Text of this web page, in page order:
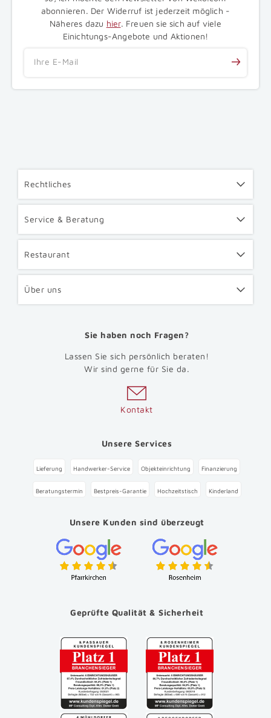
abonnieren. Der Widerruf ist jederzeit möglich -
Näheres dazu hier. Freuen sie sich auf viele
Einichtungs-Angebote und Aktionen!
Ihre E-Mail
Rechtliches
Service & Beratung
Restaurant
Über uns
Sie haben noch Fragen?
Lassen Sie sich persönlich beraten!
Wir sind gerne für Sie da.
Kontakt
Unsere Services
Lieferung Handwerker-Service Objekteinrichtung Finanzierung
Beratungstermin Bestpreis-Garantie Hochzeitstisch Kinderland
Unsere Kunden sind überzeugt
Geprüfte Qualität & Sicherheit